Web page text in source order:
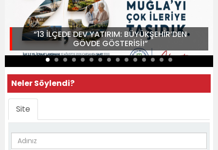
“13 İLÇEDE DEV YATIRIM: BÜYÜKŞEHİR’DEN
GÖVDE GÖSTERİSİ!”
Neler Söylendi?
Site